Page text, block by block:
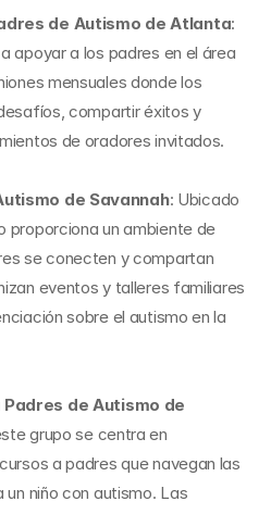
de Autismo de Atlanta:
apoyar a los padres en el área
mensuales donde los
compartir éxitos y
de oradores invitados.
de Savannah: Ubicado
proporciona un ambiente de
se conecten y compartan
eventos y talleres familiares
sobre el autismo en la
de Autismo de
grupo se centra en
a padres que navegan las
niño con autismo. Las